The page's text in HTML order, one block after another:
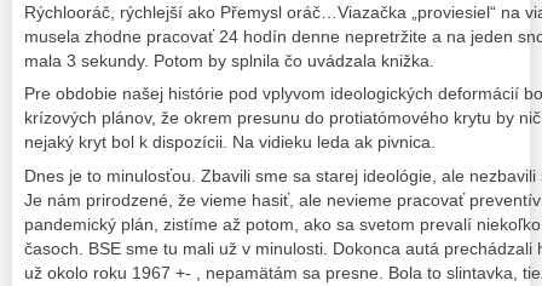
Rýchlooráč, rýchlejší ako Přemysl oráč…Viazačka „proviesiel“ na
musela zhodne pracovať 24 hodín denne nepretržite a na jeden
mala 3 sekundy. Potom by splnila čo uvádzala knižka.
Pre obdobie našej histórie pod vplyvom ideologických deformácií
krízových plánov, že okrem presunu do protiatómového krytu by
nejaký kryt bol k dispozícii. Na vidieku leda ak pivnica.
Dnes je to minulosťou. Zbavili sme sa starej ideológie, ale
Je nám prirodzené, že vieme hasiť, ale nevieme pracovať
pandemický plán, zistíme až potom, ako sa svetom prevalí
časoch. BSE sme tu mali už v minulosti. Dokonca autá
už okolo roku 1967 +- , nepamätám sa presne. Bola to slintavka,